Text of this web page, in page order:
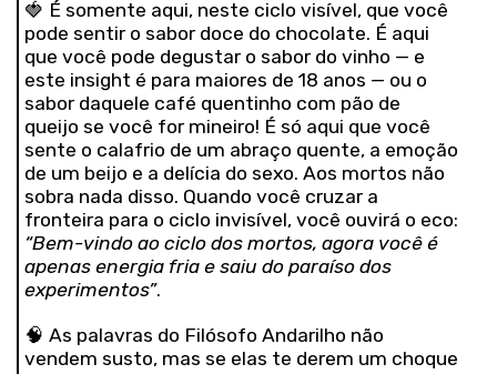
🍓 É somente aqui, neste ciclo visível, que você
pode sentir o sabor doce do chocolate. É aqui
que você pode degustar o sabor do vinho — e
este insight é para maiores de 18 anos — ou o
sabor daquele café quentinho com pão de
queijo se você for mineiro! É só aqui que você
sente o calafrio de um abraço quente, a emoção
de um beijo e a delícia do sexo. Aos mortos não
sobra nada disso. Quando você cruzar a
fronteira para o ciclo invisível, você ouvirá o eco:
“Bem-vindo ao ciclo dos mortos, agora você é
apenas energia fria e saiu do paraíso dos
experimentos”.
🧠 As palavras do Filósofo Andarilho não
vendem susto, mas se elas te derem um choque